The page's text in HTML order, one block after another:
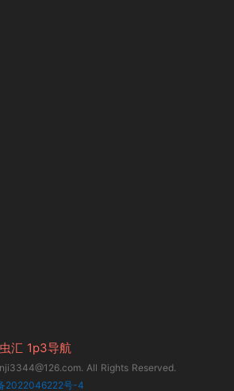
汇 1p3导航
All Rights Reserved.
2022046222号-4